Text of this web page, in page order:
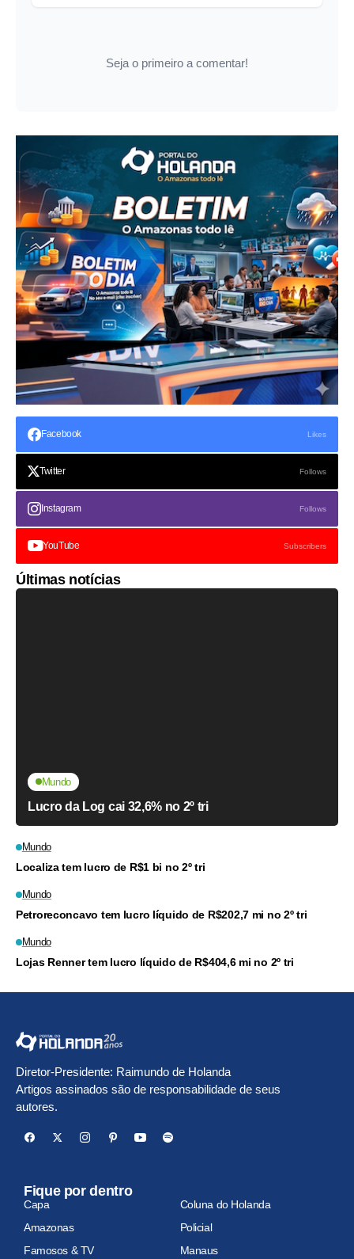
Seja o primeiro a comentar!
Facebook Likes
Twitter Follows
Instagram Follows
YouTube Subscribers
Últimas notícias
Mundo
Lucro da Log cai 32,6% no 2º tri
Mundo
Localiza tem lucro de R$1 bi no 2º tri
Mundo
Petroreconcavo tem lucro líquido de R$202,7 mi no 2º tri
Mundo
Lojas Renner tem lucro líquido de R$404,6 mi no 2º tri
Diretor-Presidente: Raimundo de Holanda
Artigos assinados são de responsabilidade de seus
autores.
Fique por dentro
Capa
Coluna do Holanda
Amazonas
Policial
Famosos & TV
Manaus